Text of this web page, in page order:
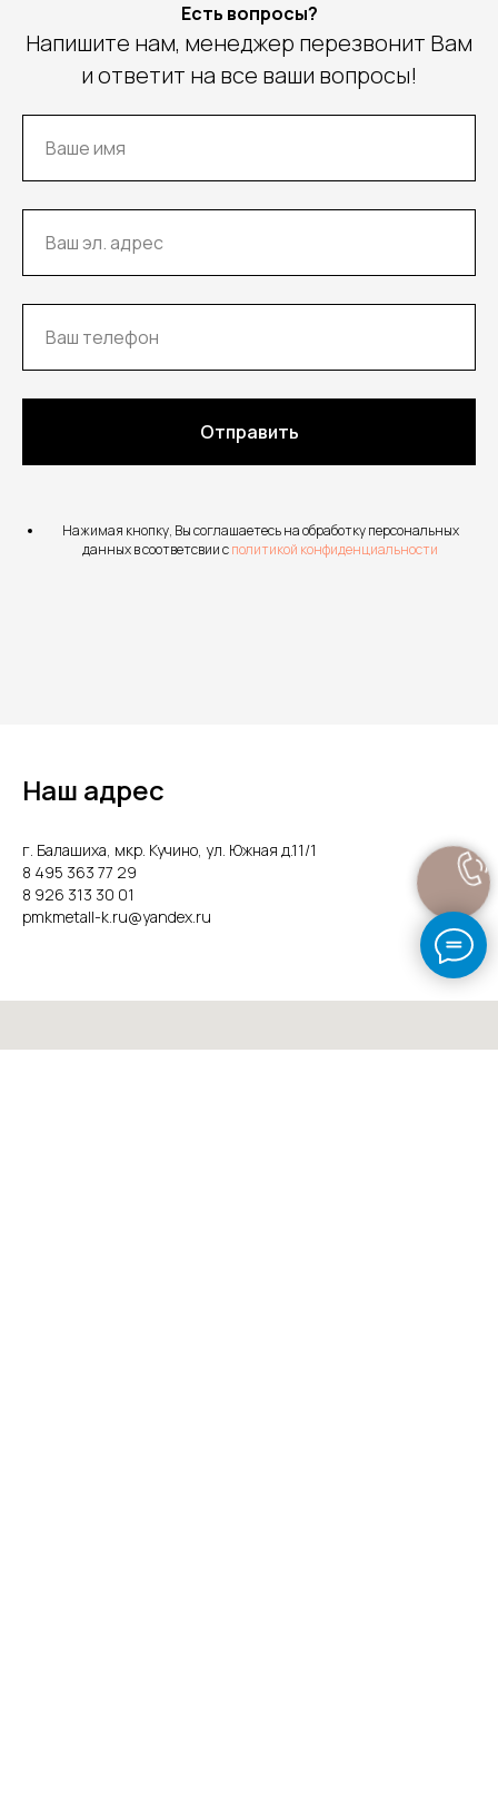
Есть вопросы?
Напишите нам, менеджер перезвонит Вам
и ответит на все ваши вопросы!
Отправить
Нажимая кнопку, Вы соглашаетесь на обработку персональных
данных в соответсвии сполитикой конфиденциальности
Наш адрес
г. Балашиха, мкр. Кучино, ул. Южная д.11/1
8 495 363 77 29
8 926 313 30 01
pmkmetall-k.ru@yandex.ru